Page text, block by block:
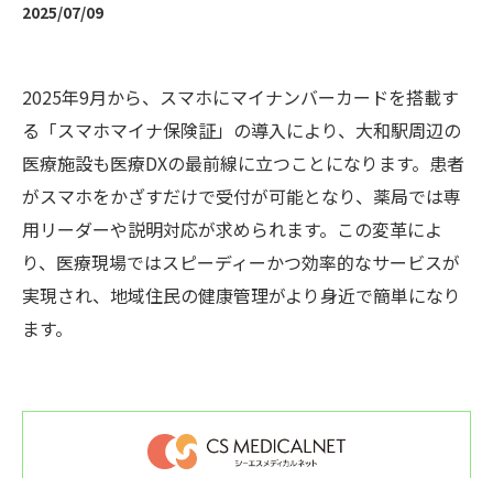
2025/07/09
2025年9月から、スマホにマイナンバーカードを搭載す
る「スマホマイナ保険証」の導入により、大和駅周辺の
医療施設も医療DXの最前線に立つことになります。患者
がスマホをかざすだけで受付が可能となり、薬局では専
用リーダーや説明対応が求められます。この変革によ
り、医療現場ではスピーディーかつ効率的なサービスが
実現され、地域住民の健康管理がより身近で簡単になり
ます。